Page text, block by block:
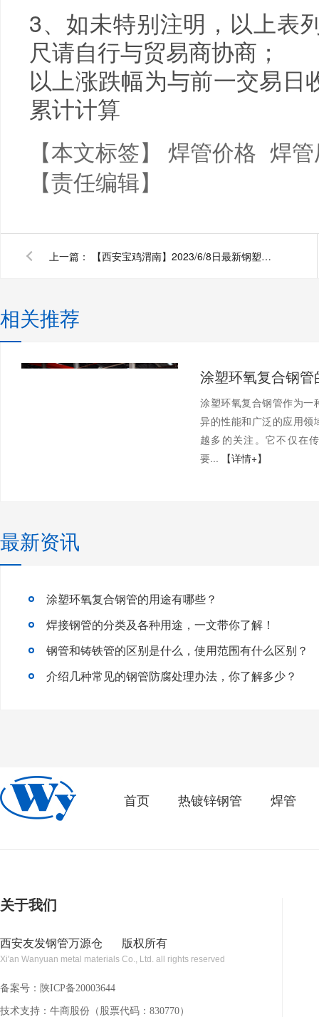
3、如未特别注明，以上表
尺请自行与贸易商协商；
以上涨跌幅为与前一交易
累计计算
【本文标签】 焊管价格 焊
【责任编辑】
上一篇： 【西安宝鸡渭南】2023/6/8日最新钢塑复合管厂家价格行情衬塑钢管今天的价格多少钱一吨/一米？
相关推荐
涂塑环氧复合钢管作为一
异的性能和广泛的应用领
越多的关注。它不仅在
要...
【详情+】
最新资讯
涂塑环氧复合钢管的用途有哪些？
焊接钢管的分类及各种用途，一文带你了解！
钢管和铸铁管的区别是什么，使用范围有什么区别？
介绍几种常见的钢管防腐处理办法，你了解多少？
首页 热镀锌钢管 焊管
关于我们
西安友发钢管万源仓 版权所有
Xi'an Wanyuan metal materials Co., Ltd. all rights reserved
备案号： 陕ICP备20003644
技术支持：牛商股份（股票代码：830770）